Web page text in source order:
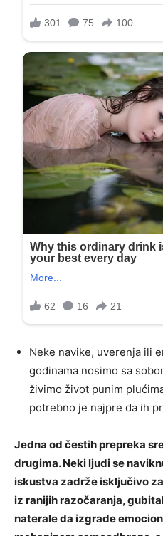
Neke navike, uverenja ili
godinama nosimo sa
živimo život punim
potrebno je najpre da ih
Jedna od čestih prepreka
drugima. Neki ljudi se
iskustva zadrže isključivo
iz ranijih razočaranja,
naterale da izgrade